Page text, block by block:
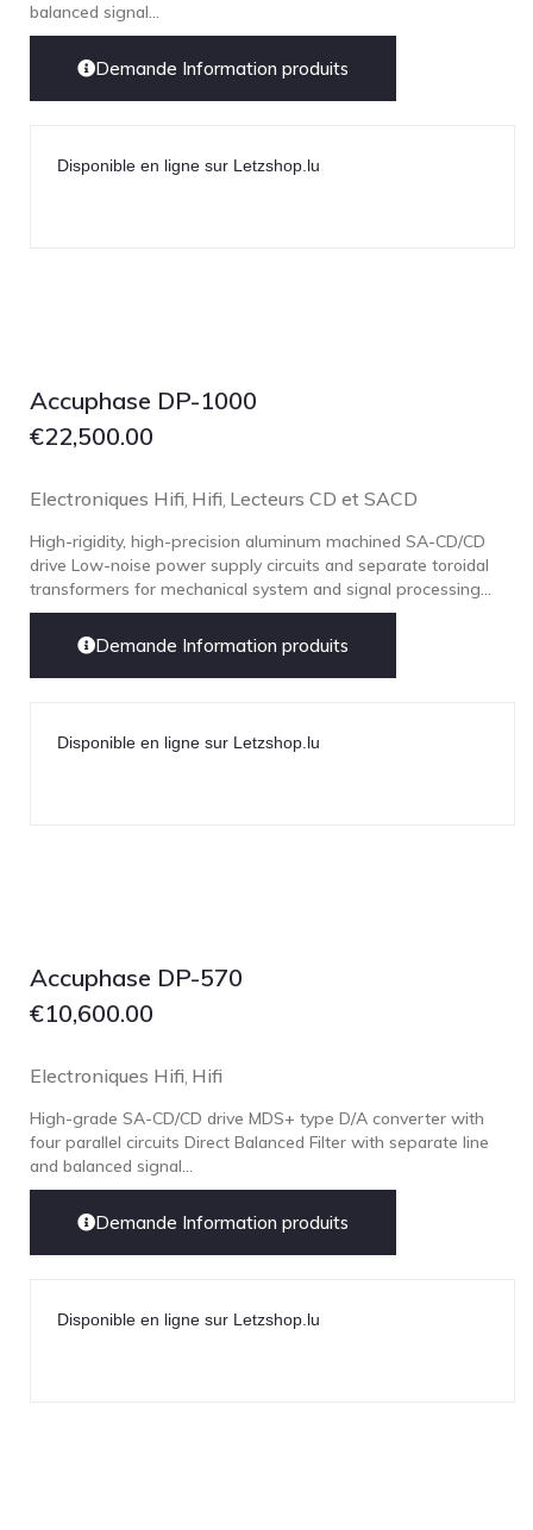
balanced signal...
Demande Information produits
Disponible en ligne sur Letzshop.lu
Accuphase DP-1000
€22,500.00
Electroniques Hifi Hifi Lecteurs CD et SACD
High-rigidity, high-precision aluminum machined SA-CD/CD
drive Low-noise power supply circuits and separate toroidal
transformers for mechanical system and signal processing...
Demande Information produits
Disponible en ligne sur Letzshop.lu
Accuphase DP-570
€10,600.00
Electroniques Hifi Hifi
High-grade SA-CD/CD drive MDS+ type D/A converter with
four parallel circuits Direct Balanced Filter with separate line
and balanced signal...
Demande Information produits
Disponible en ligne sur Letzshop.lu